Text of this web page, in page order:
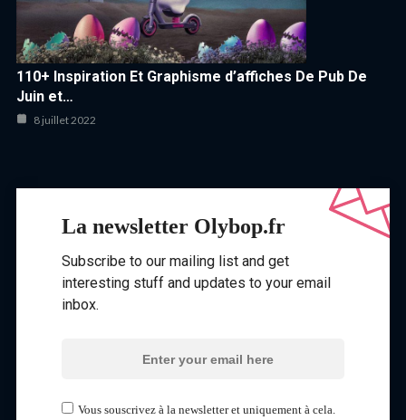
110+ Inspiration Et Graphisme d’affiches De Pub De
Juin et…
8 juillet 2022
La newsletter Olybop.fr
Subscribe to our mailing list and get
interesting stuff and updates to your email
inbox.
Vous souscrivez à la newsletter et uniquement à cela.